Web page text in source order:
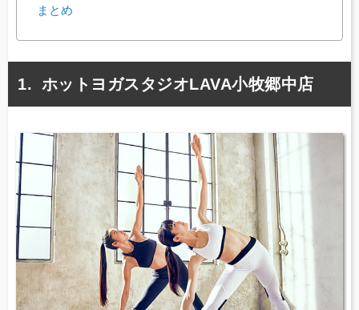
まとめ
ホットヨガスタジオLAVA小牧郷中店